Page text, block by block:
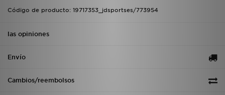
Código de producto: 19717353_jdsportses/773954
las opiniones
Envío
Cambios/reembolsos